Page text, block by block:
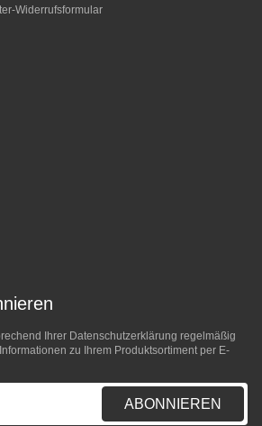
Widerrufsformular
Ihrer Datenschutzerklärung regelmäßig
zu Ihrem Produktsortiment per E-
ABONNIEREN